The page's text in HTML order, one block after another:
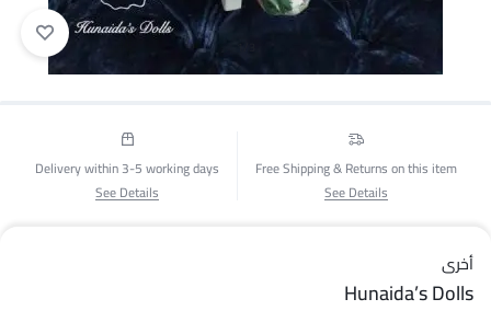
Free Shipping & Returns on this item
See Details
Delivery within 3-5 working days
See Details
أخرى
Hunaida’s Dolls